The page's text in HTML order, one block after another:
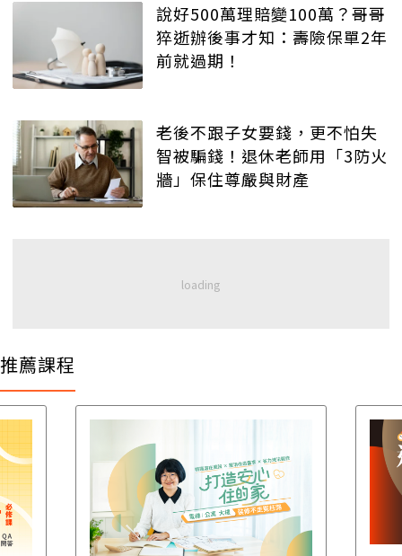
說好500萬理賠變100萬？哥哥
猝逝辦後事才知：壽險保單2年
前就過期！
老後不跟子女要錢，更不怕失
智被騙錢！退休老師用「3防火
牆」保住尊嚴與財產
推薦課程